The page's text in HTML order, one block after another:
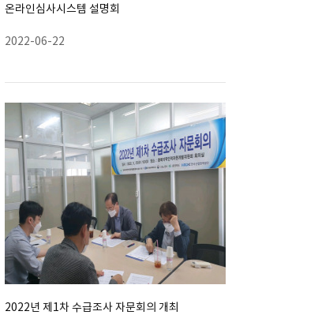
온라인심사시스템 설명회
2022-06-22
2022년 제1차 수급조사 자문회의 개최